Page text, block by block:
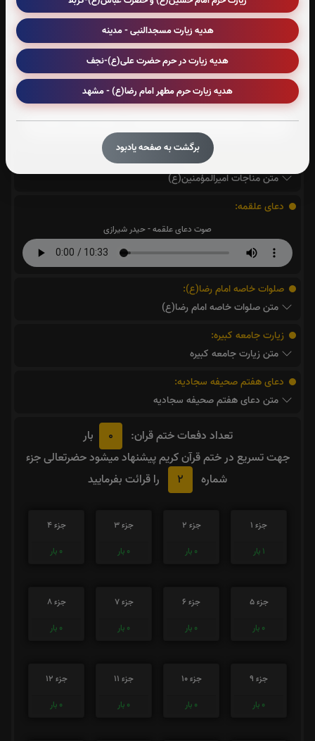
هدیه زیارت مسجدالنبی - مدینه
هدیه زیارت در حرم حضرت علی(ع)-نجف
هدیه زیارت حرم مطهر امام رضا(ع) - مشهد
برگشت به صفحه یادبود
دعای عرفه:0بار
قرائت دعای عرفه را تقبل میکنم
دعای سمات:
صوت دعای سمات - فرهمند
مناجات اميرالمؤمنين(ع):
متن مناجات اميرالمؤمنين(ع)
دعای علقمه:
صوت دعای علقمه - حیدر شیرازی
صلوات خاصه امام رضا(ع):
متن صلوات خاصه امام رضا(ع)
زیارت جامعه کبیره:
متن زیارت جامعه کبیره
دعای هفتم صحیفه سجادیه:
متن دعای هفتم صحیفه سجادیه
تعداد دفعات ختم قران: 0
بار
جهت تسریع در ختم قرآن کریم پیشنهاد میشود حضرتعالی جزء
شماره
2 را قرائت بفرمایید
جزء 1
1 بار
جزء 2
0 بار
جزء 3
0 بار
جزء 4
0 بار
جزء 5
0 بار
جزء 6
0 بار
جزء 7
0 بار
جزء 8
0 بار
جزء 9
0 بار
جزء 10
0 بار
جزء 11
0 بار
جزء 12
0 بار